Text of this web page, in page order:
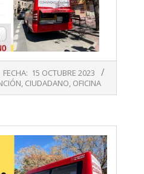
FECHA: 15 OCTUBRE 2023
, CIUDADANO, OFICINA